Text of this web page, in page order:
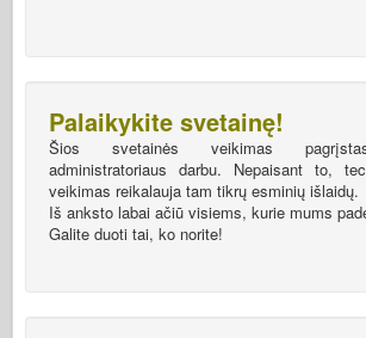
Palaikykite svetainę!
Šios svetainės veikimas
administratoriaus darbu. Nepaisant to,
veikimas reikalauja tam tikrų esminių išlaidų.
Iš anksto labai ačiū visiems, kurie mums
Galite duoti tai, ko norite!